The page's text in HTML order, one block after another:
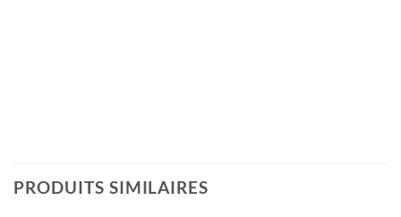
PRODUITS SIMILAIRES